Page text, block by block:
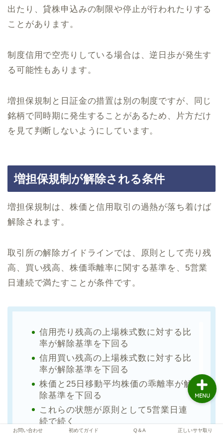
出たり、貸株申込みの制限や停止が行われたりする
ことがあります。
制度信用で空売りしている場合は、逆日歩が発生す
る可能性もあります。
増担保規制と日証金の措置は別の制度ですが、同じ
銘柄で同時期に発生することがあるため、片方だけ
を見て判断しないようにしています。
増担保規制が解除される条件
増担保規制は、株価と信用取引の過熱が落ち着けば
解除されます。
取引所の解除ガイドラインでは、原則として売り残
高、買い残高、株価乖離率に関する基準を、5営業
日連続で満たすことが条件です。
信用売り残高の上場株式数に対する比
率が解除基準を下回る
信用買い残高の上場株式数に対する比
率が解除基準を下回る
株価と25日移動平均株価の乖離率が解
除基準を下回る
これらの状態が原則として5営業日連
続で続く
お問い合わせ 初めてガイド Q＆A 正しいサヤ取り
MENU
サヤ取り実践
株の基礎知識
トレード解説
お問い合わせ